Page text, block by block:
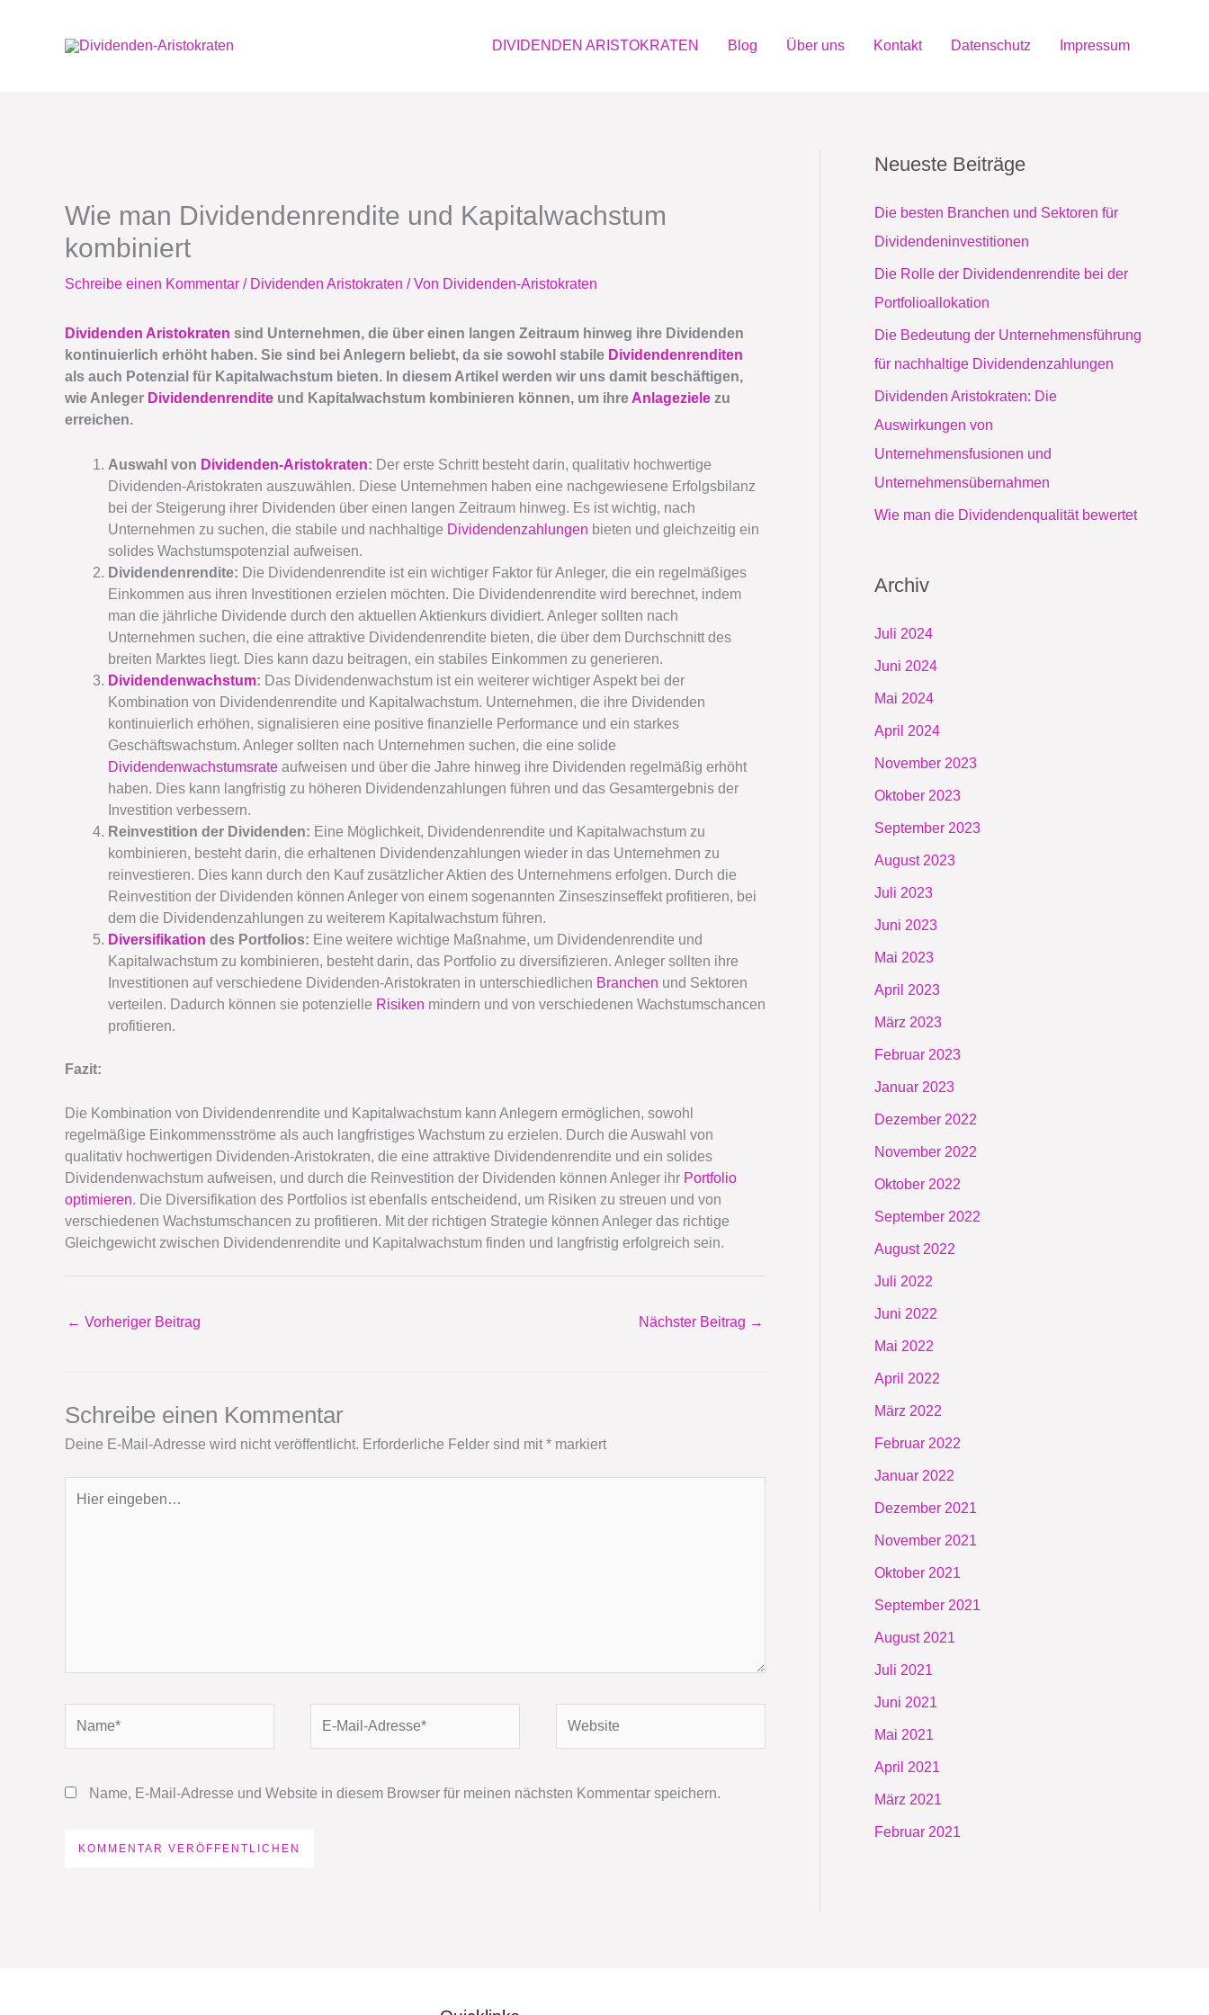
DIVIDENDEN ARISTOKRATEN Blog Über uns Kontakt Datenschutz Impressum
Wie man Dividendenrendite und Kapitalwachstum
kombiniert
Schreibe einen Kommentar / Dividenden Aristokraten / Von Dividenden-Aristokraten
Dividenden Aristokraten sind Unternehmen, die über einen langen Zeitraum hinweg ihre Dividenden
kontinuierlich erhöht haben. Sie sind bei Anlegern beliebt, da sie sowohl stabile Dividendenrenditen
als auch Potenzial für Kapitalwachstum bieten. In diesem Artikel werden wir uns damit beschäftigen,
wie Anleger Dividendenrendite und Kapitalwachstum kombinieren können, um ihre Anlageziele zu
erreichen.
Auswahl von Dividenden-Aristokraten: Der erste Schritt besteht darin, qualitativ hochwertige
Dividenden-Aristokraten auszuwählen. Diese Unternehmen haben eine nachgewiesene Erfolgsbilanz
bei der Steigerung ihrer Dividenden über einen langen Zeitraum hinweg. Es ist wichtig, nach
Unternehmen zu suchen, die stabile und nachhaltige Dividendenzahlungen bieten und gleichzeitig ein
solides Wachstumspotenzial aufweisen.
Dividendenrendite: Die Dividendenrendite ist ein wichtiger Faktor für Anleger, die ein regelmäßiges
Einkommen aus ihren Investitionen erzielen möchten. Die Dividendenrendite wird berechnet, indem
man die jährliche Dividende durch den aktuellen Aktienkurs dividiert. Anleger sollten nach
Unternehmen suchen, die eine attraktive Dividendenrendite bieten, die über dem Durchschnitt des
breiten Marktes liegt. Dies kann dazu beitragen, ein stabiles Einkommen zu generieren.
Dividendenwachstum: Das Dividendenwachstum ist ein weiterer wichtiger Aspekt bei der
Kombination von Dividendenrendite und Kapitalwachstum. Unternehmen, die ihre Dividenden
kontinuierlich erhöhen, signalisieren eine positive finanzielle Performance und ein starkes
Geschäftswachstum. Anleger sollten nach Unternehmen suchen, die eine solide
Dividendenwachstumsrate aufweisen und über die Jahre hinweg ihre Dividenden regelmäßig erhöht
haben. Dies kann langfristig zu höheren Dividendenzahlungen führen und das Gesamtergebnis der
Investition verbessern.
Reinvestition der Dividenden: Eine Möglichkeit, Dividendenrendite und Kapitalwachstum zu
kombinieren, besteht darin, die erhaltenen Dividendenzahlungen wieder in das Unternehmen zu
reinvestieren. Dies kann durch den Kauf zusätzlicher Aktien des Unternehmens erfolgen. Durch die
Reinvestition der Dividenden können Anleger von einem sogenannten Zinseszinseffekt profitieren, bei
dem die Dividendenzahlungen zu weiterem Kapitalwachstum führen.
Diversifikation des Portfolios: Eine weitere wichtige Maßnahme, um Dividendenrendite und
Kapitalwachstum zu kombinieren, besteht darin, das Portfolio zu diversifizieren. Anleger sollten ihre
Investitionen auf verschiedene Dividenden-Aristokraten in unterschiedlichen Branchen und Sektoren
verteilen. Dadurch können sie potenzielle Risiken mindern und von verschiedenen Wachstumschancen
profitieren.
Fazit:
Die Kombination von Dividendenrendite und Kapitalwachstum kann Anlegern ermöglichen, sowohl
regelmäßige Einkommensströme als auch langfristiges Wachstum zu erzielen. Durch die Auswahl von
qualitativ hochwertigen Dividenden-Aristokraten, die eine attraktive Dividendenrendite und ein solides
Dividendenwachstum aufweisen, und durch die Reinvestition der Dividenden können Anleger ihr Portfolio
optimieren. Die Diversifikation des Portfolios ist ebenfalls entscheidend, um Risiken zu streuen und von
verschiedenen Wachstumschancen zu profitieren. Mit der richtigen Strategie können Anleger das richtige
Gleichgewicht zwischen Dividendenrendite und Kapitalwachstum finden und langfristig erfolgreich sein.
← Vorheriger Beitrag Nächster Beitrag →
Schreibe einen Kommentar
Deine E-Mail-Adresse wird nicht veröffentlicht. Erforderliche Felder sind mit * markiert
eingeben…
Mail-
Name, E-Mail-Adresse und Website in diesem Browser für meinen nächsten Kommentar speichern.
Neueste Beiträge
Die besten Branchen und Sektoren für
Dividendeninvestitionen
Die Rolle der Dividendenrendite bei der
Portfolioallokation
Die Bedeutung der Unternehmensführung
für nachhaltige Dividendenzahlungen
Dividenden Aristokraten: Die
Auswirkungen von
Unternehmensfusionen und
Unternehmensübernahmen
Wie man die Dividendenqualität bewertet
Archiv
Juli 2024
Juni 2024
Mai 2024
April 2024
November 2023
Oktober 2023
September 2023
August 2023
Juli 2023
Juni 2023
Mai 2023
April 2023
März 2023
Februar 2023
Januar 2023
Dezember 2022
November 2022
Oktober 2022
September 2022
August 2022
Juli 2022
Juni 2022
Mai 2022
April 2022
März 2022
Februar 2022
Januar 2022
Dezember 2021
November 2021
Oktober 2021
September 2021
August 2021
Juli 2021
Juni 2021
Mai 2021
April 2021
März 2021
Februar 2021